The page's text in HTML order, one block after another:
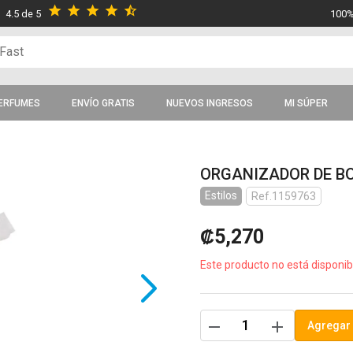
4.5 de 5 star star star star star_half
ENVÍO GRATIS NUEVOS INGRESOS MI SÚPER
ORGANIZADOR DE
Estilos Ref.1159763
₡5,270
Este producto no está
remove add Agregar